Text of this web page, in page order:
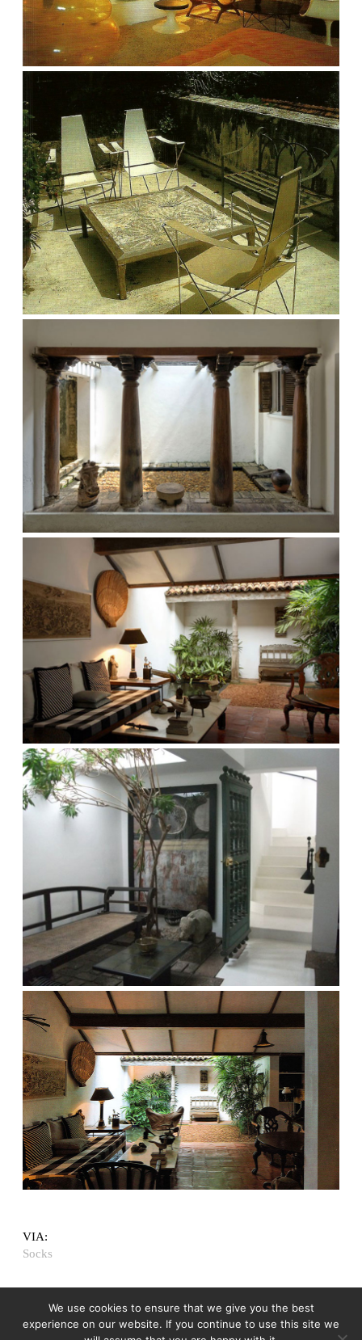
VIA:
Socks
We use cookies to ensure that we give you the best
experience on our website. If you continue to use this site we